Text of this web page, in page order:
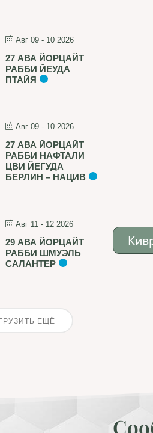
Авг 09 - 10 2026
27 АВА ЙОРЦАЙТ
РАББИ ЙЕУДА
ПТАЙЯ
Авг 09 - 10 2026
27 АВА ЙОРЦАЙТ
РАББИ НАФТАЛИ
ЦВИ ЙЕГУДА
БЕРЛИН – НАЦИВ
Авг 11 - 12 2026
29 АВА ЙОРЦАЙТ
РАББИ ШМУЭЛЬ
САЛАНТЕР
ЕЩЁ